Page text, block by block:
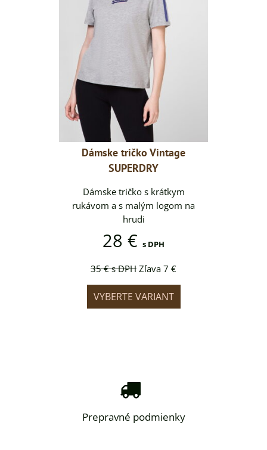
Dámske tričko Vintage
SUPERDRY
Dámske tričko s krátkym
rukávom a s malým logom na
hrudi
28 € s DPH
35 €s DPHZľava 7 €
VYBERTE VARIANT
Prepravné podmienky